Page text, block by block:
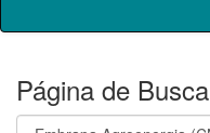
Página de Busca